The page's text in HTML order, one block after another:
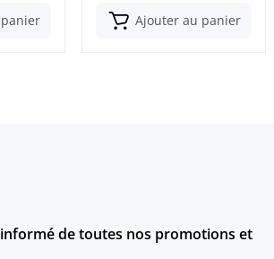
Ajouter au panier
de toutes nos promotions et